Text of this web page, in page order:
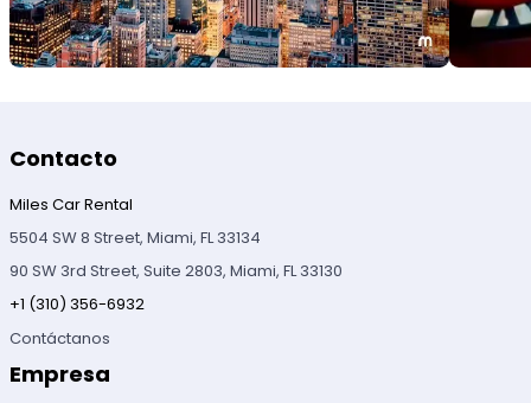
Contacto
Miles Car Rental
5504 SW 8 Street, Miami, FL 33134
90 SW 3rd Street, Suite 2803, Miami, FL 33130
+1 (310) 356-6932
Contáctanos
Empresa